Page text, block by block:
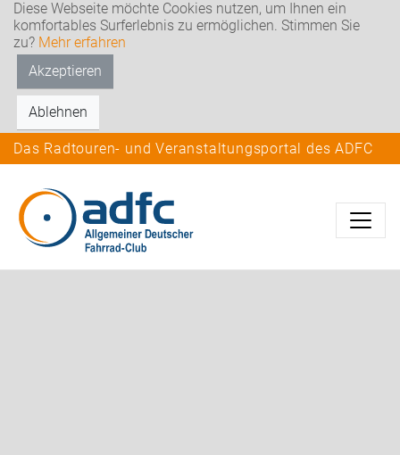
Diese Webseite möchte Cookies nutzen, um Ihnen ein
komfortables Surferlebnis zu ermöglichen. Stimmen Sie
zu? Mehr erfahren
Akzeptieren
Ablehnen
Das Radtouren- und Veranstaltungsportal des ADFC